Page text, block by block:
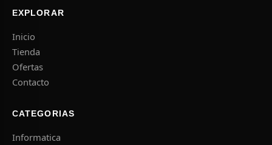
EXPLORAR
Inicio
Tienda
Ofertas
Contacto
CATEGORIAS
Informatica